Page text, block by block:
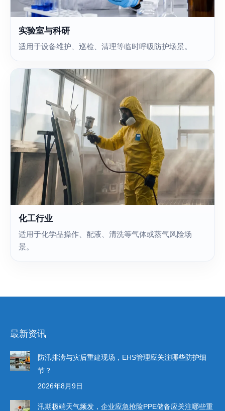
实验室与科研
适用于设备维护、巡检、清理等临时呼吸防护场景。
化工行业
适用于化学品操作、配液、清洗等气体或蒸气风险场
景。
最新资讯
防汛排涝与灾后重建现场，EHS管理应关注哪些防护细
节？
2026年8月9日
汛期极端天气频发，企业应急抢险PPE储备应关注哪些重